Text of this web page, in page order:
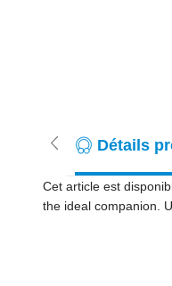
Détails
Cet article est
the ideal companion.